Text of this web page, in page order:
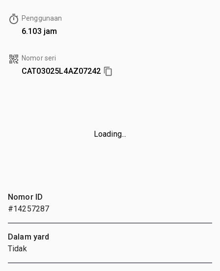
Penggunaan
6.103 jam
Nomor seri
CAT03025L4AZ07242
Loading...
Nomor ID
#14257287
Dalam yard
Tidak